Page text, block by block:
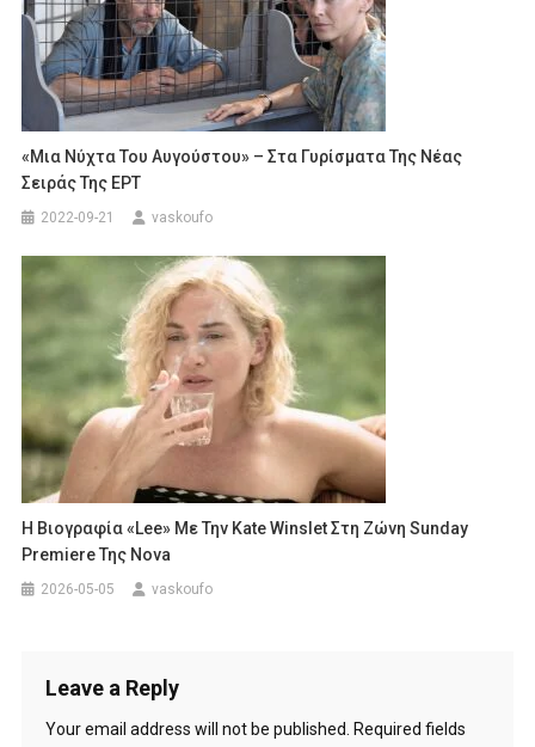
«Μια Νύχτα Του Αυγούστου» – Στα Γυρίσματα Της Νέας
Σειράς Της ΕΡΤ
2022-09-21 vaskoufo
Η Βιογραφία «Lee» Με Την Kate Winslet Στη Ζώνη Sunday
Premiere Της Nova
2026-05-05 vaskoufo
Leave a Reply
Your email address will not be published.
Required fields